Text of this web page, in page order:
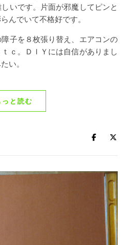
いです。片面が邪魔してピンと
んでいて不格好です。
子を８枚張り替え、エアコンの
ｃ。ＤＩＹには自信がありまし
い。
っと読む